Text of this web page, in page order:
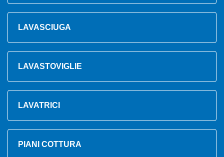
LAVASCIUGA
LAVASTOVIGLIE
LAVATRICI
PIANI COTTURA